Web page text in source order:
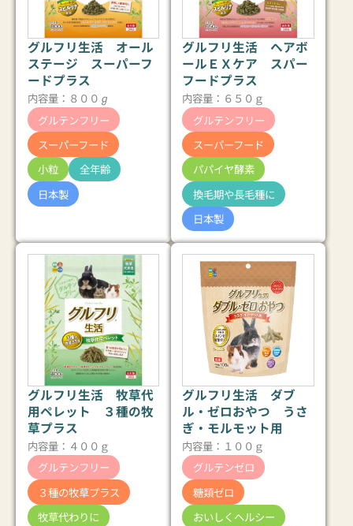
グルフリ生活 オール
ステージ スーパーフ
ードプラス
内容量：８００ℊ
グルテンフリー
スーパーフード
小粒
全年齢
日本製
グルフリ生活 ヘアボ
ールＥＸケア スパー
フードプラス
内容量：６５０ｇ
グルテンフリー
スーパーフード
パパイヤ酵素
換毛期や長毛種に
日本製
グルフリ生活 牧草代
用ペレット ３種の牧
草プラス
内容量：４００ｇ
グルテンフリー
３種の牧草プラス
牧草代わりに
グルフリ生活 ダブ
ル・ゼロおやつ うさ
ぎ・モルモット用
内容量：１００ｇ
グルテンゼロ
糖類ゼロ
おいしくヘルシー